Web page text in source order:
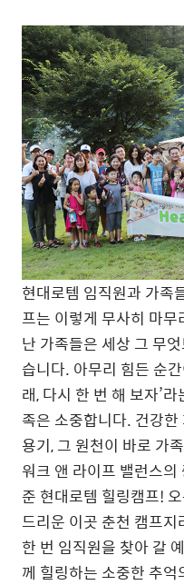
현대로템 임직원과 가족
프는 이렇게 무사히 마
난 가족들은 세상 그 무
습니다. 아무리 힘든 순
래, 다시 한 번 해 보자’
족은 소중합니다. 건강
용기, 그 원천이 바로 가
워크 앤 라이프 밸런스
준 현대로템 힐링캠프!
드리운 이곳 춘천 캠프
한 번 임직원을 찾아 갈
께 힐링하는 소중한 추